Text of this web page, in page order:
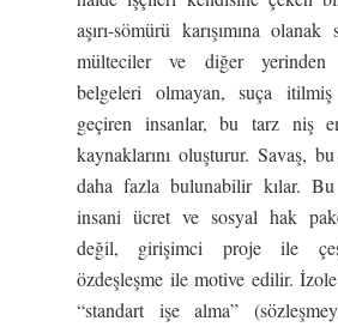
aşırı-sömürü karışımına
mülteciler ve diğer yerinden
belgeleri olmayan, suça
geçiren insanlar, bu tarz niş
kaynaklarını oluşturur. Savaş,
daha fazla bulunabilir kılar.
insani ücret ve sosyal hak
değil, girişimci proje ile
özdeşleşme ile motive edilir.
“standart işe alma”